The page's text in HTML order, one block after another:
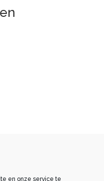
en onze service te